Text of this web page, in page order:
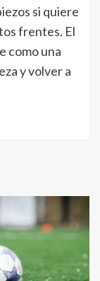
si quiere
frentes. El
como una
y volver a